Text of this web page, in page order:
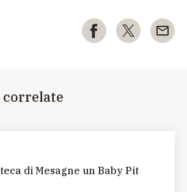
correlate
di Mesagne un Baby Pit